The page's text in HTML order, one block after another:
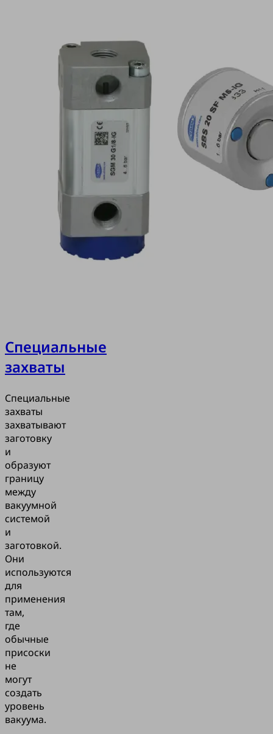
Специальные
захваты
Специальные
захваты
захватывают
заготовку
и
образуют
границу
между
вакуумной
системой
и
заготовкой.
Они
используются
для
применения
там,
где
обычные
присоски
не
могут
создать
уровень
вакуума.